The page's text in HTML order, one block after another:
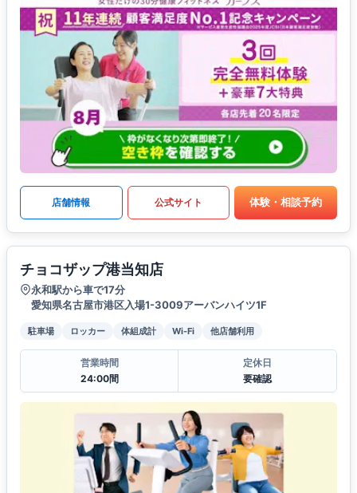
店舗情報 公式サイト 体験・相談予約
チョコザップ港当知店
永和駅から車で17分
愛知県名古屋市港区入場1-3009アーバンハイツ1F
駐車場 ロッカー 体組成計 Wi-Fi 他店舗利用
営業時間
24:00間
定休日
要確認